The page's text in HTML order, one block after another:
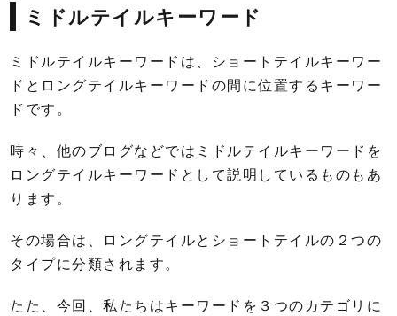
ミドルテイルキーワード
ミドルテイルキーワードは、ショートテイルキーワー
ドとロングテイルキーワードの間に位置するキーワー
ドです。
時々、他のブログなどではミドルテイルキーワードを
ロングテイルキーワードとして説明しているものもあ
ります。
その場合は、ロングテイルとショートテイルの２つの
タイプに分類されます。
たた、今回、私たちはキーワードを３つのカテゴリに